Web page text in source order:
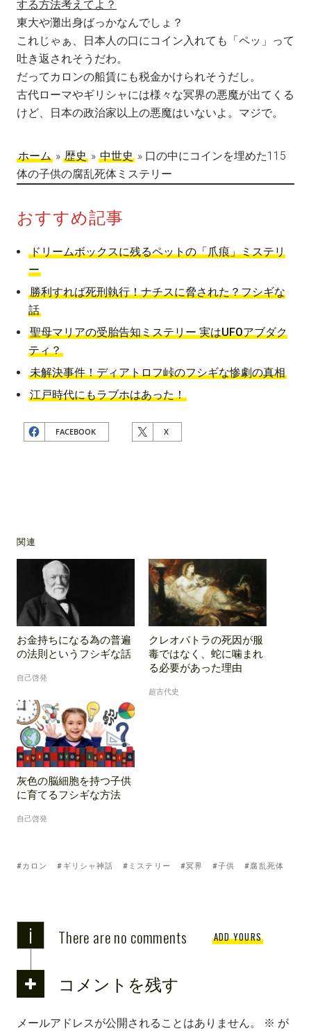
する方法考えてよ？
東大や灘出身ばっかなんでしょ？
これじゃぁ、日本人の口にコイン入れても「ペッ」って
吐き返されそうだわ。
だってカロンの船賃にも税金かけられそうだし。
古代ローマやギリシャには様々な冥界の悪魔が出てくる
けど、日本の政治家以上の悪魔はいないよ。マジで。
ホーム » 歴史 » 中世史 » 口の中にコインを埋めた115
体の子供の腐乱死体ミステリー
おすすめ記事
ドリームボックスに残るペットの「爪痕」ミステリ
ー
勝利すれば死刑執行！ナチスに脅された？フシギな
話
聖母マリアの受胎告知ミステリー 実はUFOアブダク
ティ？
未解決事件！ディアトロフ峠のフシギな惨劇の真相
江戸時代にもラブホはあった！
FACEBOOK X
関連
お金持ちになる為の普遍
の法則というフシギな話
自己啓発
クレオパトラの死因が服
毒ではなく、蛇に噛まれ
る必要があった理由
超古代史
灰色の脳細胞を持つ子供
に育てるフシギな方法
自己啓発
Tagged
カロン ギリシャ神話 ミステリー 冥界 子供 腐乱死体
i There are no comments ADD YOURS
コメントを残す
メールアドレスが公開されることはありません。 ※ が